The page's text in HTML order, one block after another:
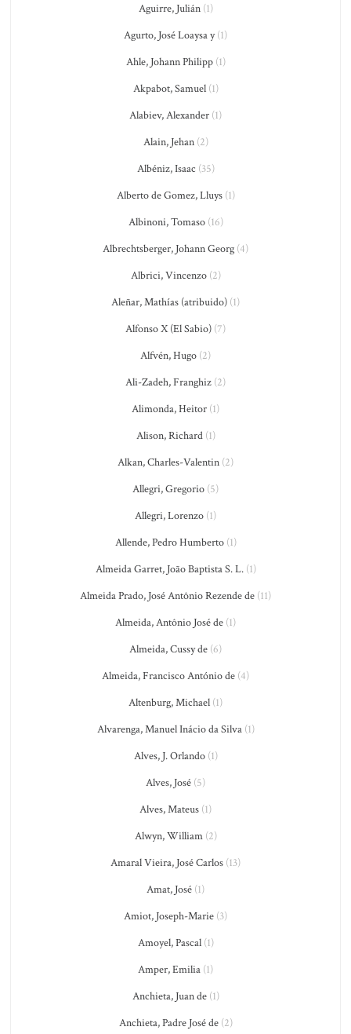
Aguirre, Julián(1)
Agurto, José Loaysa y(1)
Ahle, Johann Philipp(1)
Akpabot, Samuel(1)
Alabiev, Alexander (1)
Alain, Jehan(2)
Albéniz, Isaac (35)
Alberto de Gomez, Lluys(1)
Albinoni, Tomaso(16)
Albrechtsberger, Johann Georg (4)
Albrici, Vincenzo(2)
Aleñar, Mathías (atribuido) (1)
Alfonso X (El Sabio) (7)
Alfvén, Hugo (2)
Ali-Zadeh, Franghiz (2)
Alimonda, Heitor (1)
Alison, Richard(1)
Alkan, Charles-Valentin (2)
Allegri, Gregorio (5)
Allegri, Lorenzo (1)
Allende, Pedro Humberto(1)
Almeida Garret, João Baptista S. L.(1)
Almeida Prado, José Antônio Rezende de (11)
Almeida, Antônio José de (1)
Almeida, Cussy de (6)
Almeida, Francisco António de (4)
Altenburg, Michael (1)
Alvarenga, Manuel Inácio da Silva(1)
Alves, J. Orlando(1)
Alves, José (5)
Alves, Mateus (1)
Alwyn, William(2)
Amaral Vieira, José Carlos (13)
Amat, José (1)
Amiot, Joseph-Marie (3)
Amoyel, Pascal(1)
Amper, Emilia (1)
Anchieta, Juan de(1)
Anchieta, Padre José de(2)